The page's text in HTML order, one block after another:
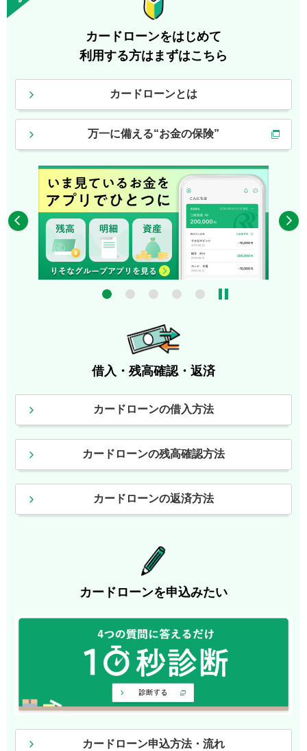
カードローンをはじめて
利用する方はまずはこちら
カードローンとは
万一に備える“お金の保険”
借入・残高確認・返済
カードローンの借入方法
カードローンの残高確認方法
カードローンの返済方法
カードローンを申込みたい
カードローン申込方法・流れ